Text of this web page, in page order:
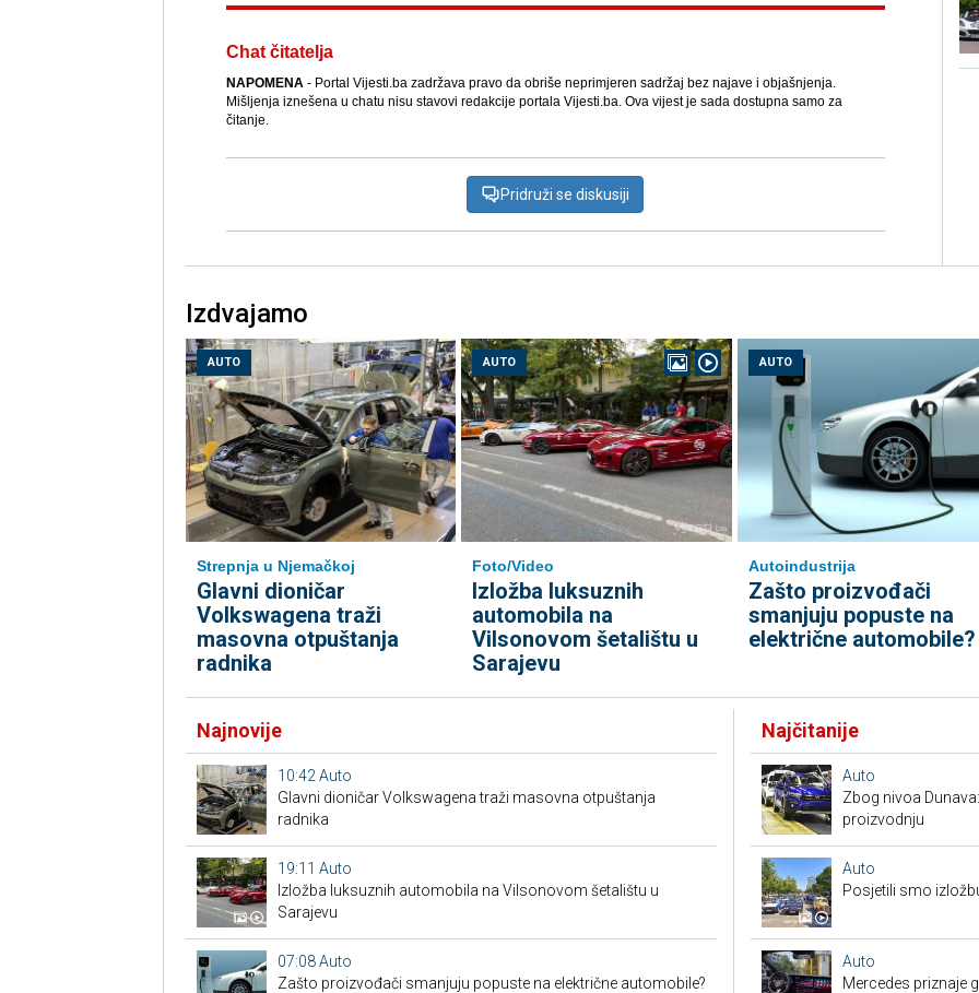
Chat čitatelja
NAPOMENA- Portal Vijesti.ba zadržava pravo da obriše neprimjeren sadržaj bez najave i objašnjenja.
Mišljenja iznešena u chatu nisu stavovi redakcije portala Vijesti.ba. Ova vijest je sada dostupna samo za
čitanje.
Pridruži se diskusiji
Izdvajamo
AUTO
Strepnja u Njemačkoj
Glavni dioničar
Volkswagena traži
masovna otpuštanja
radnika
AUTO
Foto/Video
Izložba luksuznih
automobila na
Vilsonovom šetalištu u
Sarajevu
AUTO
Autoindustrija
Zašto proizvođači
smanjuju popuste na
električne automobile?
Najnovije
10:42 Auto
Glavni dioničar Volkswagena traži masovna otpuštanja
radnika
19:11 Auto
Izložba luksuznih automobila na Vilsonovom šetalištu u
Sarajevu
07:08Auto
Zašto proizvođači smanjuju popuste na električne automobile?
Najčitanije
Auto
Zbog nivoa
proizvodnju
Auto
Posjetili smo
Auto
Mercedes priznaje